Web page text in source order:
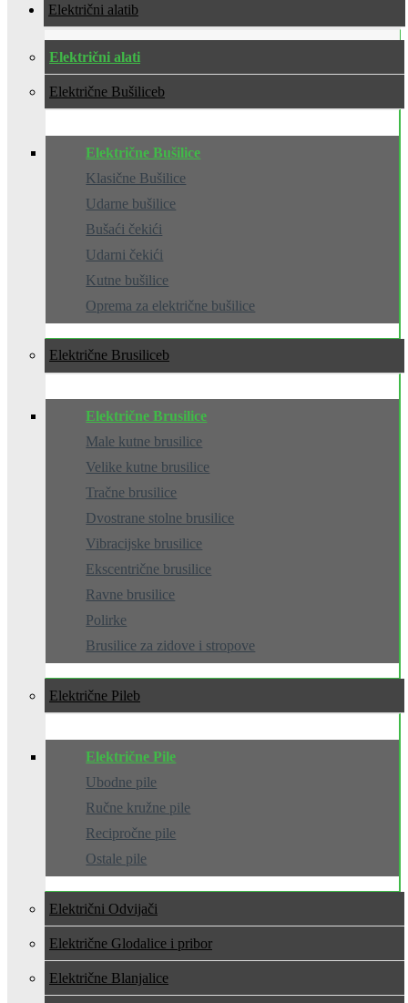
Električni alati
Električni alati
Električne Bušilice
Električne Bušilice
Klasične Bušilice
Udarne bušilice
Bušaći čekići
Udarni čekići
Kutne bušilice
Oprema za električne bušilice
Električne Brusilice
Električne Brusilice
Male kutne brusilice
Velike kutne brusilice
Tračne brusilice
Dvostrane stolne brusilice
Vibracijske brusilice
Ekscentrične brusilice
Ravne brusilice
Polirke
Brusilice za zidove i stropove
Električne Pile
Električne Pile
Ubodne pile
Ručne kružne pile
Recipročne pile
Ostale pile
Električni Odvijači
Električne Glodalice i pribor
Električne Blanjalice